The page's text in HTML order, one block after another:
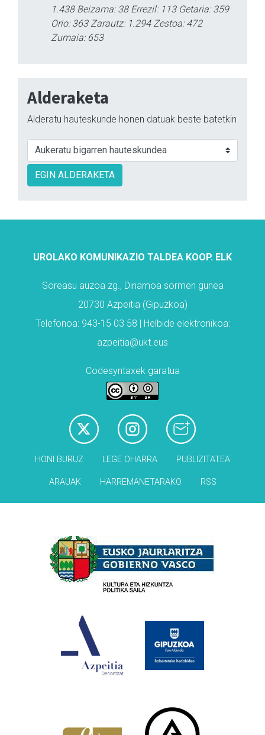
1.438 Beizama: 38 Errezil: 113 Getaria: 359
Orio: 363 Zarautz: 1.294 Zestoa: 472
Zumaia: 653
Alderaketa
Alderatu hauteskunde honen datuak beste batetkin
EGIN ALDERAKETA
UROLAKO KOMUNIKAZIO TALDEA KOOP. ELK
Soreasu auzoa zg., Dinamoa sormen gunea
20730 Azpeitia (Gipuzkoa)
Telefonoa: 943-15 03 58 | Helbide elektronikoa:
azpeitia@ukt.eus
Codesyntaxek garatua
HONI BURUZ LEGE OHARRA PUBLIZITATEA
ARAUAK HARREMANETARAKO RSS